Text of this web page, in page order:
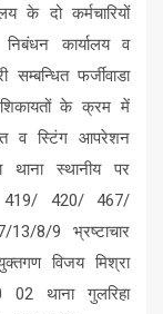
के दो कर्मचारियों
कार्यालय व
फर्जीवाडा
शिकायतों के क्रम में
व स्टिंग आपरेशन
थाना स्थानीय पर
419/ 420/ 467/
8/9 भ्रष्टाचार
विजय मिश्रा
02 थाना गुलरिहा